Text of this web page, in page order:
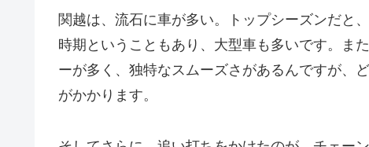
関越は、流石に車が多い。トップシーズンだと
時期ということもあり、大型車も多いです。ま
ーが多く、独特なスムーズさがあるんですが、
がかかります。